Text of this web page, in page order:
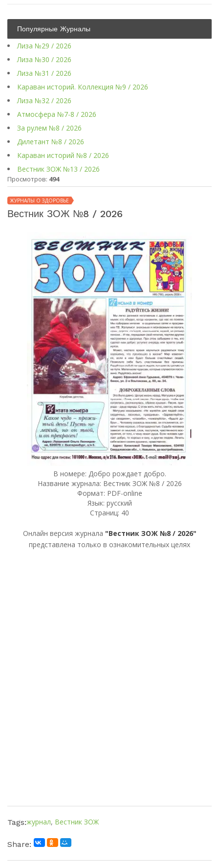
Популярные Журналы
Лиза №29 / 2026
Лиза №30 / 2026
Лиза №31 / 2026
Караван историй. Коллекция №9 / 2026
Лиза №32 / 2026
Атмосфера №7-8 / 2026
За рулем №8 / 2026
Дилетант №8 / 2026
Караван историй №8 / 2026
Вестник ЗОЖ №13 / 2026
Просмотров: 494
ЖУРНАЛЫ О ЗДОРОВЬЕ
Вестник ЗОЖ №8 / 2026
В номере: Добро рождает добро.
Название журнала: Вестник ЗОЖ №8 / 2026
Формат: PDF-online
Язык: русский
Страниц: 40
Онлайн версия журнала "Вестник ЗОЖ №8 / 2026"
представлена только в ознакомительных целях
Tags:журнал, Вестник ЗОЖ
Share: